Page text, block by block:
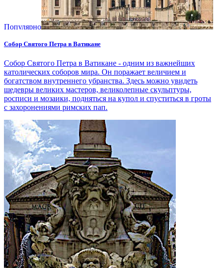
Популярно
Собор Святого Петра в Ватикане
Собор Святого Петра в Ватикане - одним из важнейших
католических соборов мира. Он поражает величием и
богатством внутреннего убранства. Здесь можно увидеть
шедевры великих мастеров, великолепные скульптуры,
росписи и мозаики, подняться на купол и спуститься в гроты
с захоронениями римских пап.